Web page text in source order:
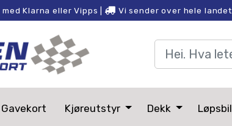
Klarna eller Vipps | Vi sender over hele landet
Gavekort Kjøreutstyr Dekk Løpsbil